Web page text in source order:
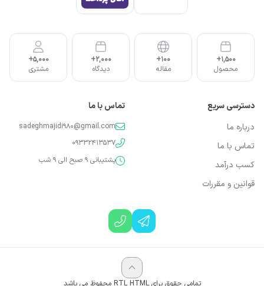
1,500+
محصول
100+
مقاله
2,000+
دیدگاه
5,000+
مشتری
دسترسی سریع
درباره ما
تماس با ما
کسب درآمد
قوانین و مقررات
تماس با ما
sadeghmajidi980@gmail.com
09332413537
پشتیبانی 9 صبح الی 9 شب
تمامی حقوق برای RTL HTML محفوظ می باشد